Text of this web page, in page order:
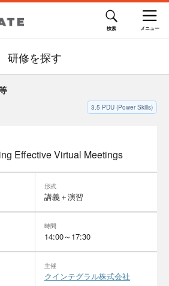
研修を探す
3.5 PDU (Power Skills)
Effective Virtual Meetings
形式
講義＋演習
時間
14:00～17:30
主催
クインテグラル株式会社